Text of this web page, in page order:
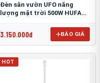
Đèn sân vườn UFO năng
lượng mặt trời 500W HUFA
3.150.000đ BÁO GIÁ
HOT